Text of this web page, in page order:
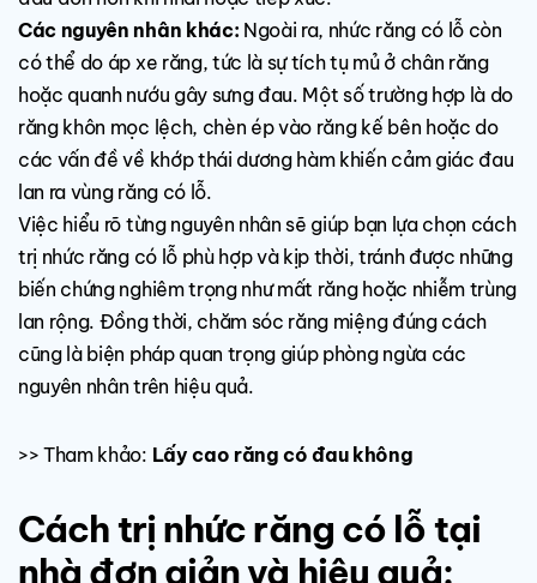
Các nguyên nhân khác: Ngoài ra, nhức răng có lỗ còn
có thể do áp xe răng, tức là sự tích tụ mủ ở chân răng
hoặc quanh nướu gây sưng đau. Một số trường hợp là do
răng khôn mọc lệch, chèn ép vào răng kế bên hoặc do
các vấn đề về khớp thái dương hàm khiến cảm giác đau
lan ra vùng răng có lỗ.
Việc hiểu rõ từng nguyên nhân sẽ giúp bạn lựa chọn cách
trị nhức răng có lỗ phù hợp và kịp thời, tránh được những
biến chứng nghiêm trọng như mất răng hoặc nhiễm trùng
lan rộng. Đồng thời, chăm sóc răng miệng đúng cách
cũng là biện pháp quan trọng giúp phòng ngừa các
nguyên nhân trên hiệu quả.
>> Tham khảo: Lấy cao răng có đau không
Cách trị nhức răng có lỗ tại
nhà đơn giản và hiệu quả: